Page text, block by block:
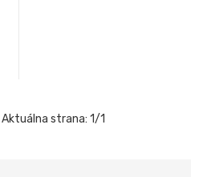
| Aktuálna strana: 1/1